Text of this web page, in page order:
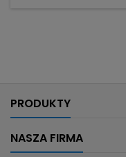
PRODUKTY
NASZA FIRMA